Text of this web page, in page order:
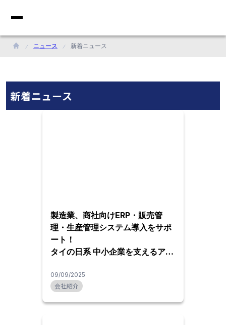
ニュース 新着ニュース
新着ニュース
製造業、商社向けERP・販売管
理・生産管理システム導入をサポ
ート！
タイの日系 中小企業を支えるアク
09/09/2025
会社紹介